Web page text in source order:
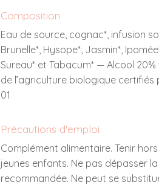
Composition
Eau de source, cognac*, infusion
Brunelle*, Hysope*, Jasmin*,
Sureau* et Tabacum* — Alcool 20%
de l’agriculture biologique certifiés
01
Précautions d'emploi
Complément alimentaire. Tenir
jeunes enfants. Ne pas dépasser
recommandée. Ne peut se